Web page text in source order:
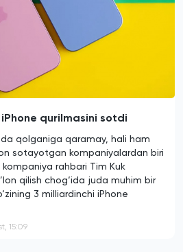
qurilmasini sotdi
qolganiga qaramay, hali ham
sotayotgan kompaniyalardan biri
rahbari Tim Kuk
qilish chog‘ida juda muhim bir
3 milliardinchi iPhone
15:09